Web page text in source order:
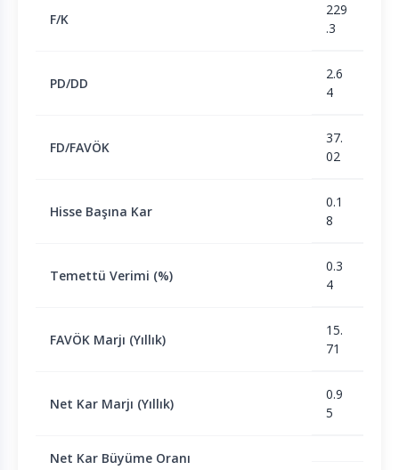
F/K
229
.3
PD/DD
2.6
4
FD/FAVÖK
37.
02
Hisse Başına Kar
0.1
8
Temettü Verimi (%)
0.3
4
FAVÖK Marjı (Yıllık)
15.
71
Net Kar Marjı (Yıllık)
0.9
5
Net Kar Büyüme Oranı